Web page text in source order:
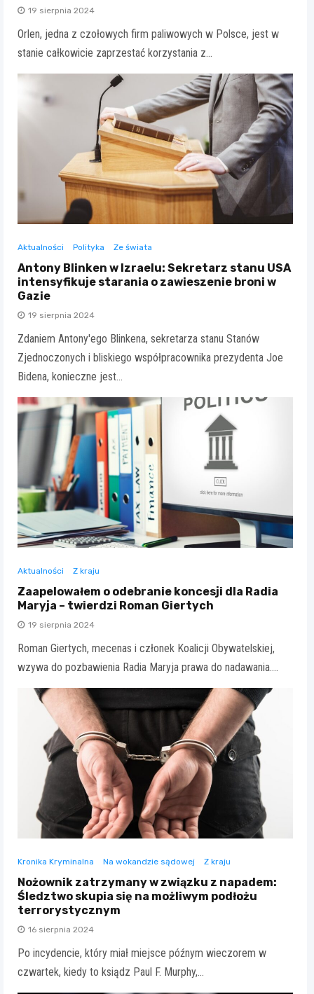
19 sierpnia 2024
Orlen, jedna z czołowych firm paliwowych w Polsce, jest w
stanie całkowicie zaprzestać korzystania z…
Aktualności Polityka Ze świata
Antony Blinken w Izraelu: Sekretarz stanu USA
intensyfikuje starania o zawieszenie broni w
Gazie
19 sierpnia 2024
Zdaniem Antony'ego Blinkena, sekretarza stanu Stanów
Zjednoczonych i bliskiego współpracownika prezydenta Joe
Bidena, konieczne jest…
Aktualności Z kraju
Zaapelowałem o odebranie koncesji dla Radia
Maryja – twierdzi Roman Giertych
19 sierpnia 2024
Roman Giertych, mecenas i członek Koalicji Obywatelskiej,
wzywa do pozbawienia Radia Maryja prawa do nadawania.…
Kronika Kryminalna Na wokandzie sądowej Z kraju
Nożownik zatrzymany w związku z napadem:
Śledztwo skupia się na możliwym podłożu
terrorystycznym
16 sierpnia 2024
Po incydencie, który miał miejsce późnym wieczorem w
czwartek, kiedy to ksiądz Paul F. Murphy,…